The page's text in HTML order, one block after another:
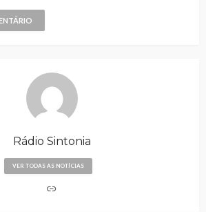
Rádio Sintonia
VER TODAS AS NOTÍCIAS